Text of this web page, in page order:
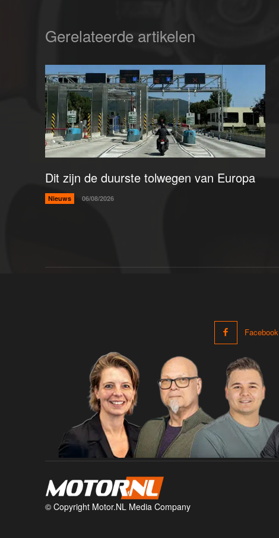
Gerelateerde artikelen
Dit zijn de duurste tolwegen van Europa
Nieuws 06/08/2026
Facebook
© Copyright Motor.NL Media Company